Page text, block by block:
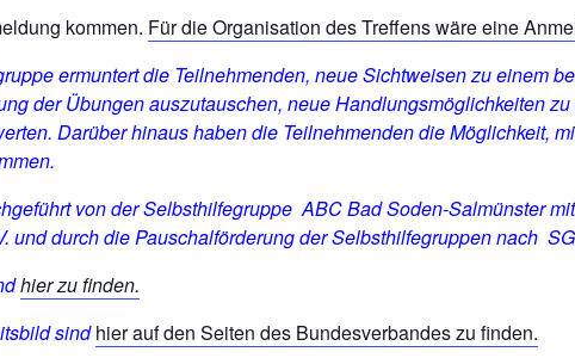
kommen. Für die Organisation des Treffens wäre eine
ermuntert die Teilnehmenden, neue Sichtweisen zu einem
der Übungen auszutauschen, neue Handlungsmöglichkeiten
Darüber hinaus haben die Teilnehmenden die Möglichkeit,
von der Selbsthilfegruppe ABCBad Soden-Salmünstermit
und durch die Pauschalförderung der Selbsthilfegruppen nach
hier zu finden.
sind hier auf den Seiten des Bundesverbandes zu finden.